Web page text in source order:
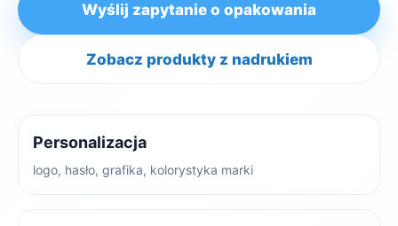
Wyślij zapytanie o opakowania
Zobacz produkty z nadrukiem
Personalizacja
logo, hasło, grafika, kolorystyka marki